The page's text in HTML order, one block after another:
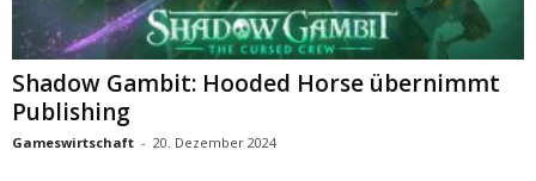
Shadow Gambit: Hooded Horse übernimmt
Publishing
Gameswirtschaft - 20. Dezember 2024